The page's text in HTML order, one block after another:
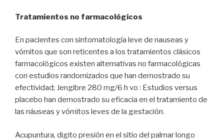
Tratamientos no farmacológicos
En pacientes con sintomatología leve de nauseas y
vómitos que son reticentes a los tratamientos clásicos
farmacológicos existen alternativas no farmacológicas
con estudios randomizados que han demostrado su
efectividad; Jengibre 280 mg/6 h vo : Estudios versus
placebo han demostrado su eficacia en el tratamiento de
las náuseas y vómitos leves de la gestación.
Acupuntura, digito presión en el sitio del palmar longo